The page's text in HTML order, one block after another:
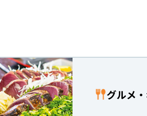
グルメ